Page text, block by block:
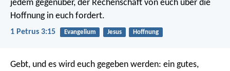
jedem gegenüber, der Rechenschaft von euch über die
Hoffnung in euch fordert.
1 Petrus 3:15 Evangelium Jesus Hoffnung
Gebt, und es wird euch gegeben werden: ein gutes,